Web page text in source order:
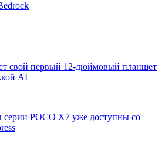
свой первый 12-дюймовый планшет
AI
POCO X7 уже доступны со